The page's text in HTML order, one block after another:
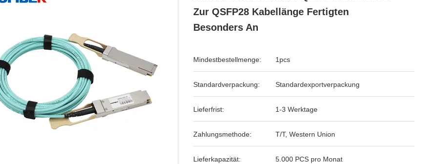
Zur QSFP28 Kabellänge Fertigten
Besonders An
Mindestbestellmenge: 1pcs
Standardverpackung: Standardexportverpackung
Lieferfrist: 1-3 Werktage
Zahlungsmethode: T/T, Western Union
Lieferkapazität: 5.000 PCS pro Monat